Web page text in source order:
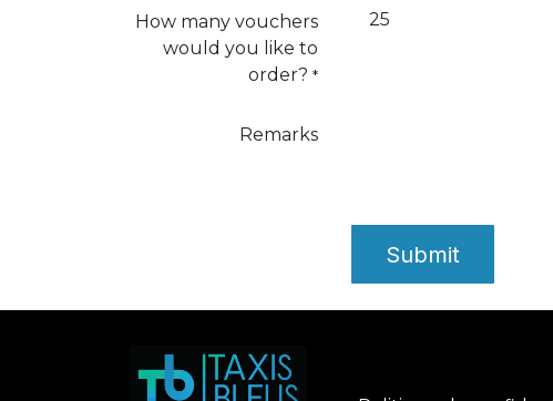
How many vouchers
would you like to
order? *
Remarks
Submit